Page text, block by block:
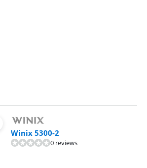
Winix 5300-2
0 reviews